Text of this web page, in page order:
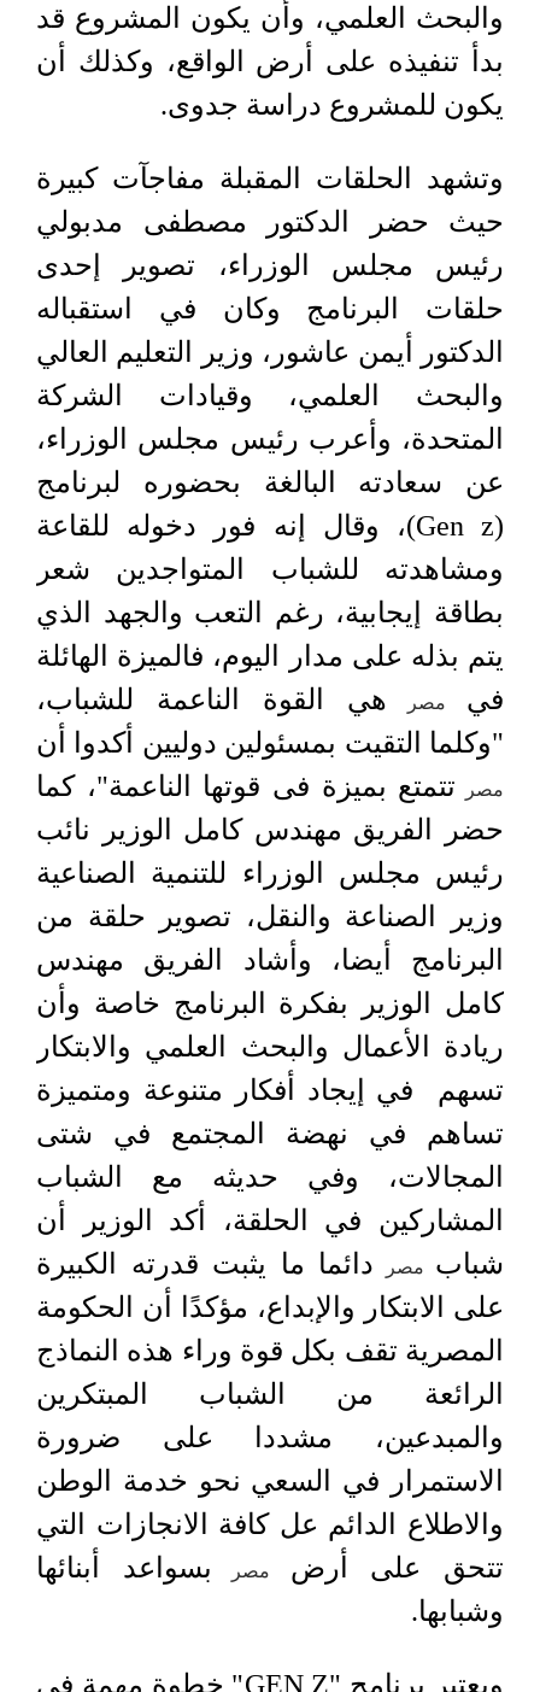
والبحث العلمي، وأن يكون المشروع قد
بدأ تنفيذه على أرض الواقع، وكذلك أن
يكون للمشروع دراسة جدوى.
وتشهد الحلقات المقبلة مفاجآت كبيرة
حيث حضر الدكتور مصطفى مدبولي
رئيس مجلس الوزراء، تصوير إحدى
حلقات البرنامج وكان في استقباله
الدكتور أيمن عاشور، وزير التعليم العالي
والبحث العلمي، وقيادات الشركة
المتحدة، وأعرب رئيس مجلس الوزراء،
عن سعادته البالغة بحضوره لبرنامج
(Gen z)، وقال إنه فور دخوله للقاعة
ومشاهدته للشباب المتواجدين شعر
بطاقة إيجابية، رغم التعب والجهد الذي
يتم بذله على مدار اليوم، فالميزة الهائلة
في مصر هي القوة الناعمة للشباب،
"وكلما التقيت بمسئولين دوليين أكدوا أن
مصر تتمتع بميزة فى قوتها الناعمة"، كما
حضر الفريق مهندس كامل الوزير نائب
رئيس مجلس الوزراء للتنمية الصناعية
وزير الصناعة والنقل، تصوير حلقة من
البرنامج أيضا، وأشاد الفريق مهندس
كامل الوزير بفكرة البرنامج خاصة وأن
ريادة الأعمال والبحث العلمي والابتكار
تسهم في إيجاد أفكار متنوعة ومتميزة
تساهم في نهضة المجتمع في شتى
المجالات، وفي حديثه مع الشباب
المشاركين في الحلقة، أكد الوزير أن
شباب مصر دائما ما يثبت قدرته الكبيرة
على الابتكار والإبداع، مؤكدًا أن الحكومة
المصرية تقف بكل قوة وراء هذه النماذج
الرائعة من الشباب المبتكرين
والمبدعين، مشددا على ضرورة
الاستمرار في السعي نحو خدمة الوطن
والاطلاع الدائم عل كافة الانجازات التي
تتحق على أرض مصر بسواعد أبنائها
وشبابها.
ويعتبر برنامج "GEN Z" خطوة مهمة في